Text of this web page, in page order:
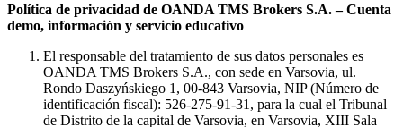
Política de privacidad de OANDA TMS Brokers S.A. – Cuenta
demo, información y servicio educativo
El responsable del tratamiento de sus datos personales es
OANDA TMS Brokers S.A., con sede en Varsovia, ul.
Rondo Daszyńskiego 1, 00-843 Varsovia, NIP (Número de
identificación fiscal): 526-275-91-31, para la cual el Tribunal
de Distrito de la capital de Varsovia, en Varsovia, XIII Sala